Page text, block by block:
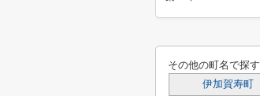
その他の町名で探す
伊加賀寿町